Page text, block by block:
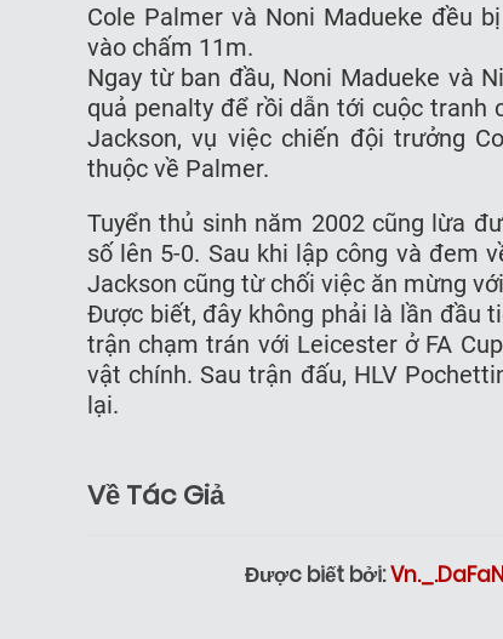
Cole Palmer và Noni Madueke đều
vào chấm 11m.
Ngay từ ban đầu, Noni Madueke và
quả penalty để rồi dẫn tới cuộc tranh
Jackson, vụ việc chiến đội trưởng
thuộc về Palmer.
Tuyển thủ sinh năm 2002 cũng lừa
số lên 5-0. Sau khi lập công và đem
Jackson cũng từ chối việc ăn mừng
Được biết, đây không phải là lần đầu
trận chạm trán với Leicester ở FA
vật chính. Sau trận đấu, HLV
lại.
Về Tác Giả
Được biết bởi: